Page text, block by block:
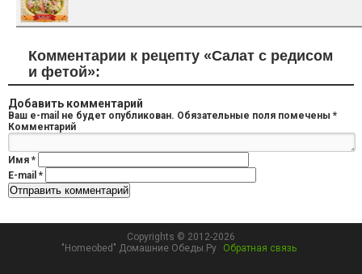
Комментарии к рецепту «Салат с редисом
и фетой»:
Добавить комментарий
Ваш e-mail не будет опубликован. Обязательные поля помечены *
Комментарий
Имя *
E-mail *
Copyrights © 2012-2026
"Homeobed" Домашние Обеды.Ру
Обратная связь